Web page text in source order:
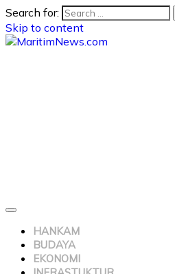
Search for:
Skip to content
HANKAM
BUDAYA
EKONOMI